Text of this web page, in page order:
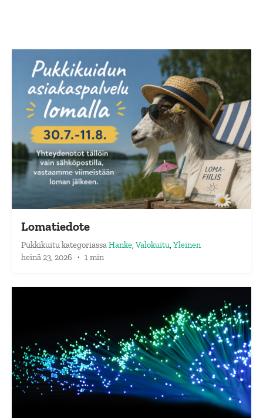
Lomatiedote
PukkikuitukategoriassaHanke, Valokuitu, Yleinen
heinä 23, 2026 · 1 min